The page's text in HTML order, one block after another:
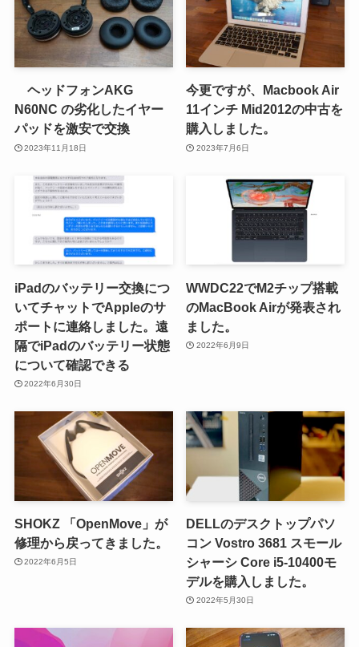
ヘッドフォンAKG
N60NC の劣化したイヤー
パッドを激安で交換
2023年11月18日
今更ですが、Macbook Air
11インチ Mid2012の中古を
購入しました。
2023年7月6日
iPadのバッテリー交換につ
いてチャットでAppleのサ
ポートに連絡しました。遠
隔でiPadのバッテリー状態
について確認できる
2022年6月30日
WWDC22でM2チップ搭載
のMacBook Airが発表され
ました。
2022年6月9日
SHOKZ 「OpenMove」が
修理から戻ってきました。
2022年6月5日
DELLのデスクトップパソ
コン Vostro 3681 スモール
シャーシ Core i5-10400モ
デルを購入しました。
2022年5月30日